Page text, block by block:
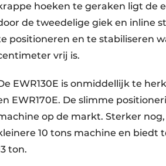
hoeken te geraken ligt de
de tweedelige giek en inline
positioneren en te stabiliseren
vrij is.
EWR130E is onmiddellijk te
EWR170E. De slimme
op de markt. Sterker
10 tons machine en
ton.